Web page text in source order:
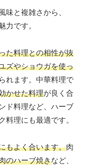
味と複雑さから、
力です。
た料理との相性が抜
ズやショウガを使っ
れます。中華料理で
かせた料理が良く合
ド料理など、ハーブ
料理にも最適です。
もよく合います。肉
のハーブ焼きなど、